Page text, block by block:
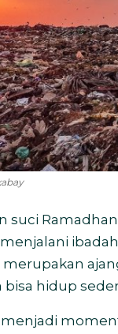
suci
merupakan
bisa hidup
menjadi